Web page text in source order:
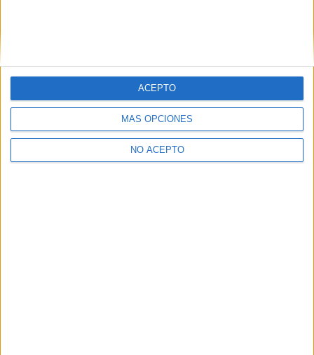
MÁS OPCIONES
NO ACEPTO
ACEPTO
Y como regalo de agradecimiento, por registrarte te daremos
gratis una copia de nuestro ebook con 100 consejos para tu
primer año de universidad